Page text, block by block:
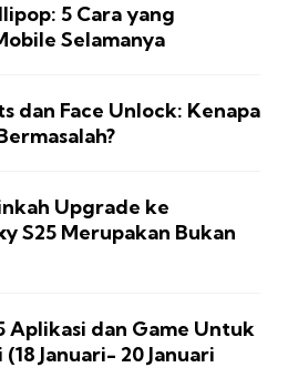
5 Cara yang
Selamanya
dan Face Unlock: Kenapa
Upgrade ke
S25 Merupakan Bukan
Aplikasi dan Game Untuk
Januari- 20 Januari